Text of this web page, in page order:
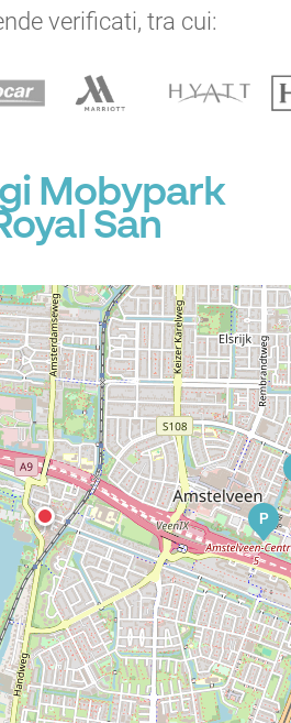
verificati, tra cui:
Mobypark
San
P